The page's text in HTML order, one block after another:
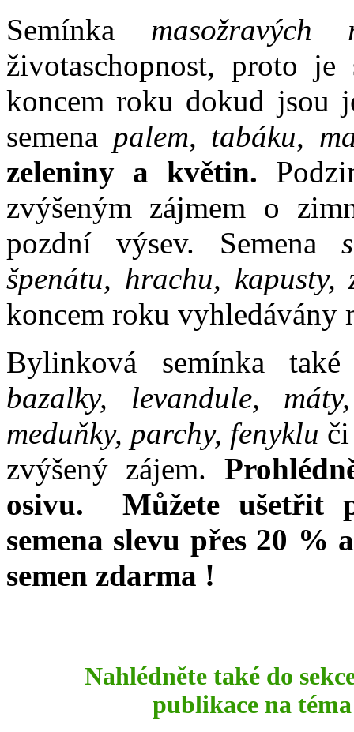
Semínka masožravých
životaschopnost, proto je
koncem roku dokud jsou
semena palem, tabáku,
zeleniny a květin.
zvýšeným zájmem o
pozdní výsev. Semena
špenátu, hrachu, kapusty,
koncem roku vyhledávány
Bylinková semínka
bazalky, levandule,
meduňky, parchy, fenyklu
zvýšený zájem.
osivu. Můžete ušetřit
semena slevu přes 20 %
semen zdarma !
Nahlédněte také do
publikace na